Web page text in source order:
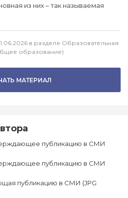
из них – так называемая
в разделе Образовательная
образование)
МАТЕРИАЛ
публикацию в СМИ
публикацию в СМИ
публикацию в СМИ (JPG